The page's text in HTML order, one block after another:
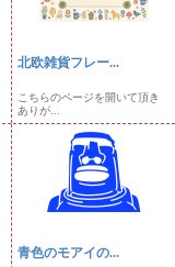
北欧雑貨フレー...
こちらのページを開いて頂き
ありが...
青色のモアイの...